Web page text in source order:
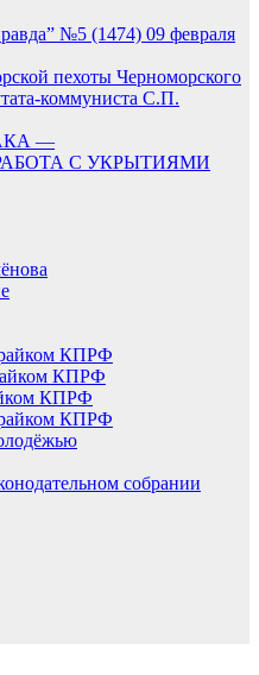
№5 (1474) 09 февраля
пехоты Черноморского
коммуниста С.П.
—
С УКРЫТИЯМИ
КПРФ
КПРФ
КПРФ
КПРФ
собрании